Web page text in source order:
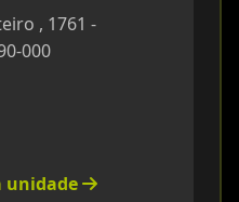
, 1761 -
000
unidade